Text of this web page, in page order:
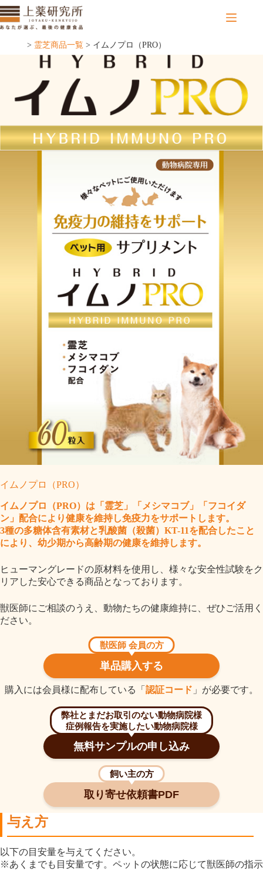
コ
ン
テ
> 霊芝商品一覧 > イムノプロ（PRO）
イムノプロ（PRO）
イムノプロ（PRO）は「霊芝」「メシマコブ」「フコイダ
ン」配合により健康を維持し免疫力をサポートします。
3種の多糖体含有素材と乳酸菌（殺菌）KT-11を配合したこと
により、幼少期から高齢期の健康を維持します。
ヒューマングレードの原材料を使用し、様々な安全性試験をク
リアした安心できる商品となっております。
獣医師にご相談のうえ、動物たちの健康維持に、ぜひご活用く
ださい。
獣医師 会員の方
単品購入する
購入には会員様に配布している「 認証コード 」が必要です。
弊社とまだお取引のない動物病院様
症例報告を実施したい動物病院様
無料サンプルの申し込み
飼い主の方
取り寄せ依頼書PDF
与え方
以下の目安量を与えてください。
※あくまでも目安量です。ペットの状態に応じて獣医師の指示